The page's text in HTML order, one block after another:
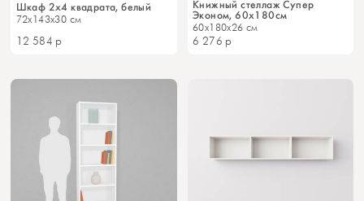
Шкаф 2x4 квадрата, белый
72x143x30 см
12 584 р
Книжный стеллаж Супер
Эконом, 60х180см
60x180x26 см
6 276 р